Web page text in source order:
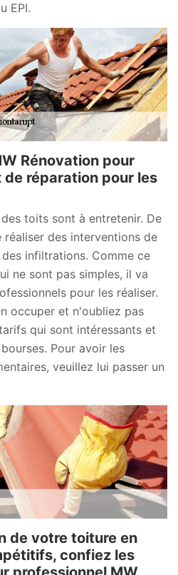
EPI.
Rénovation pour
réparation pour les
toits sont à entretenir. De
des interventions de
infiltrations. Comme ce
ne sont pas simples, il va
pour les réaliser.
occuper et n'oubliez pas
qui sont intéressants et
Pour avoir les
veuillez lui passer un
de votre toiture en
confiez les